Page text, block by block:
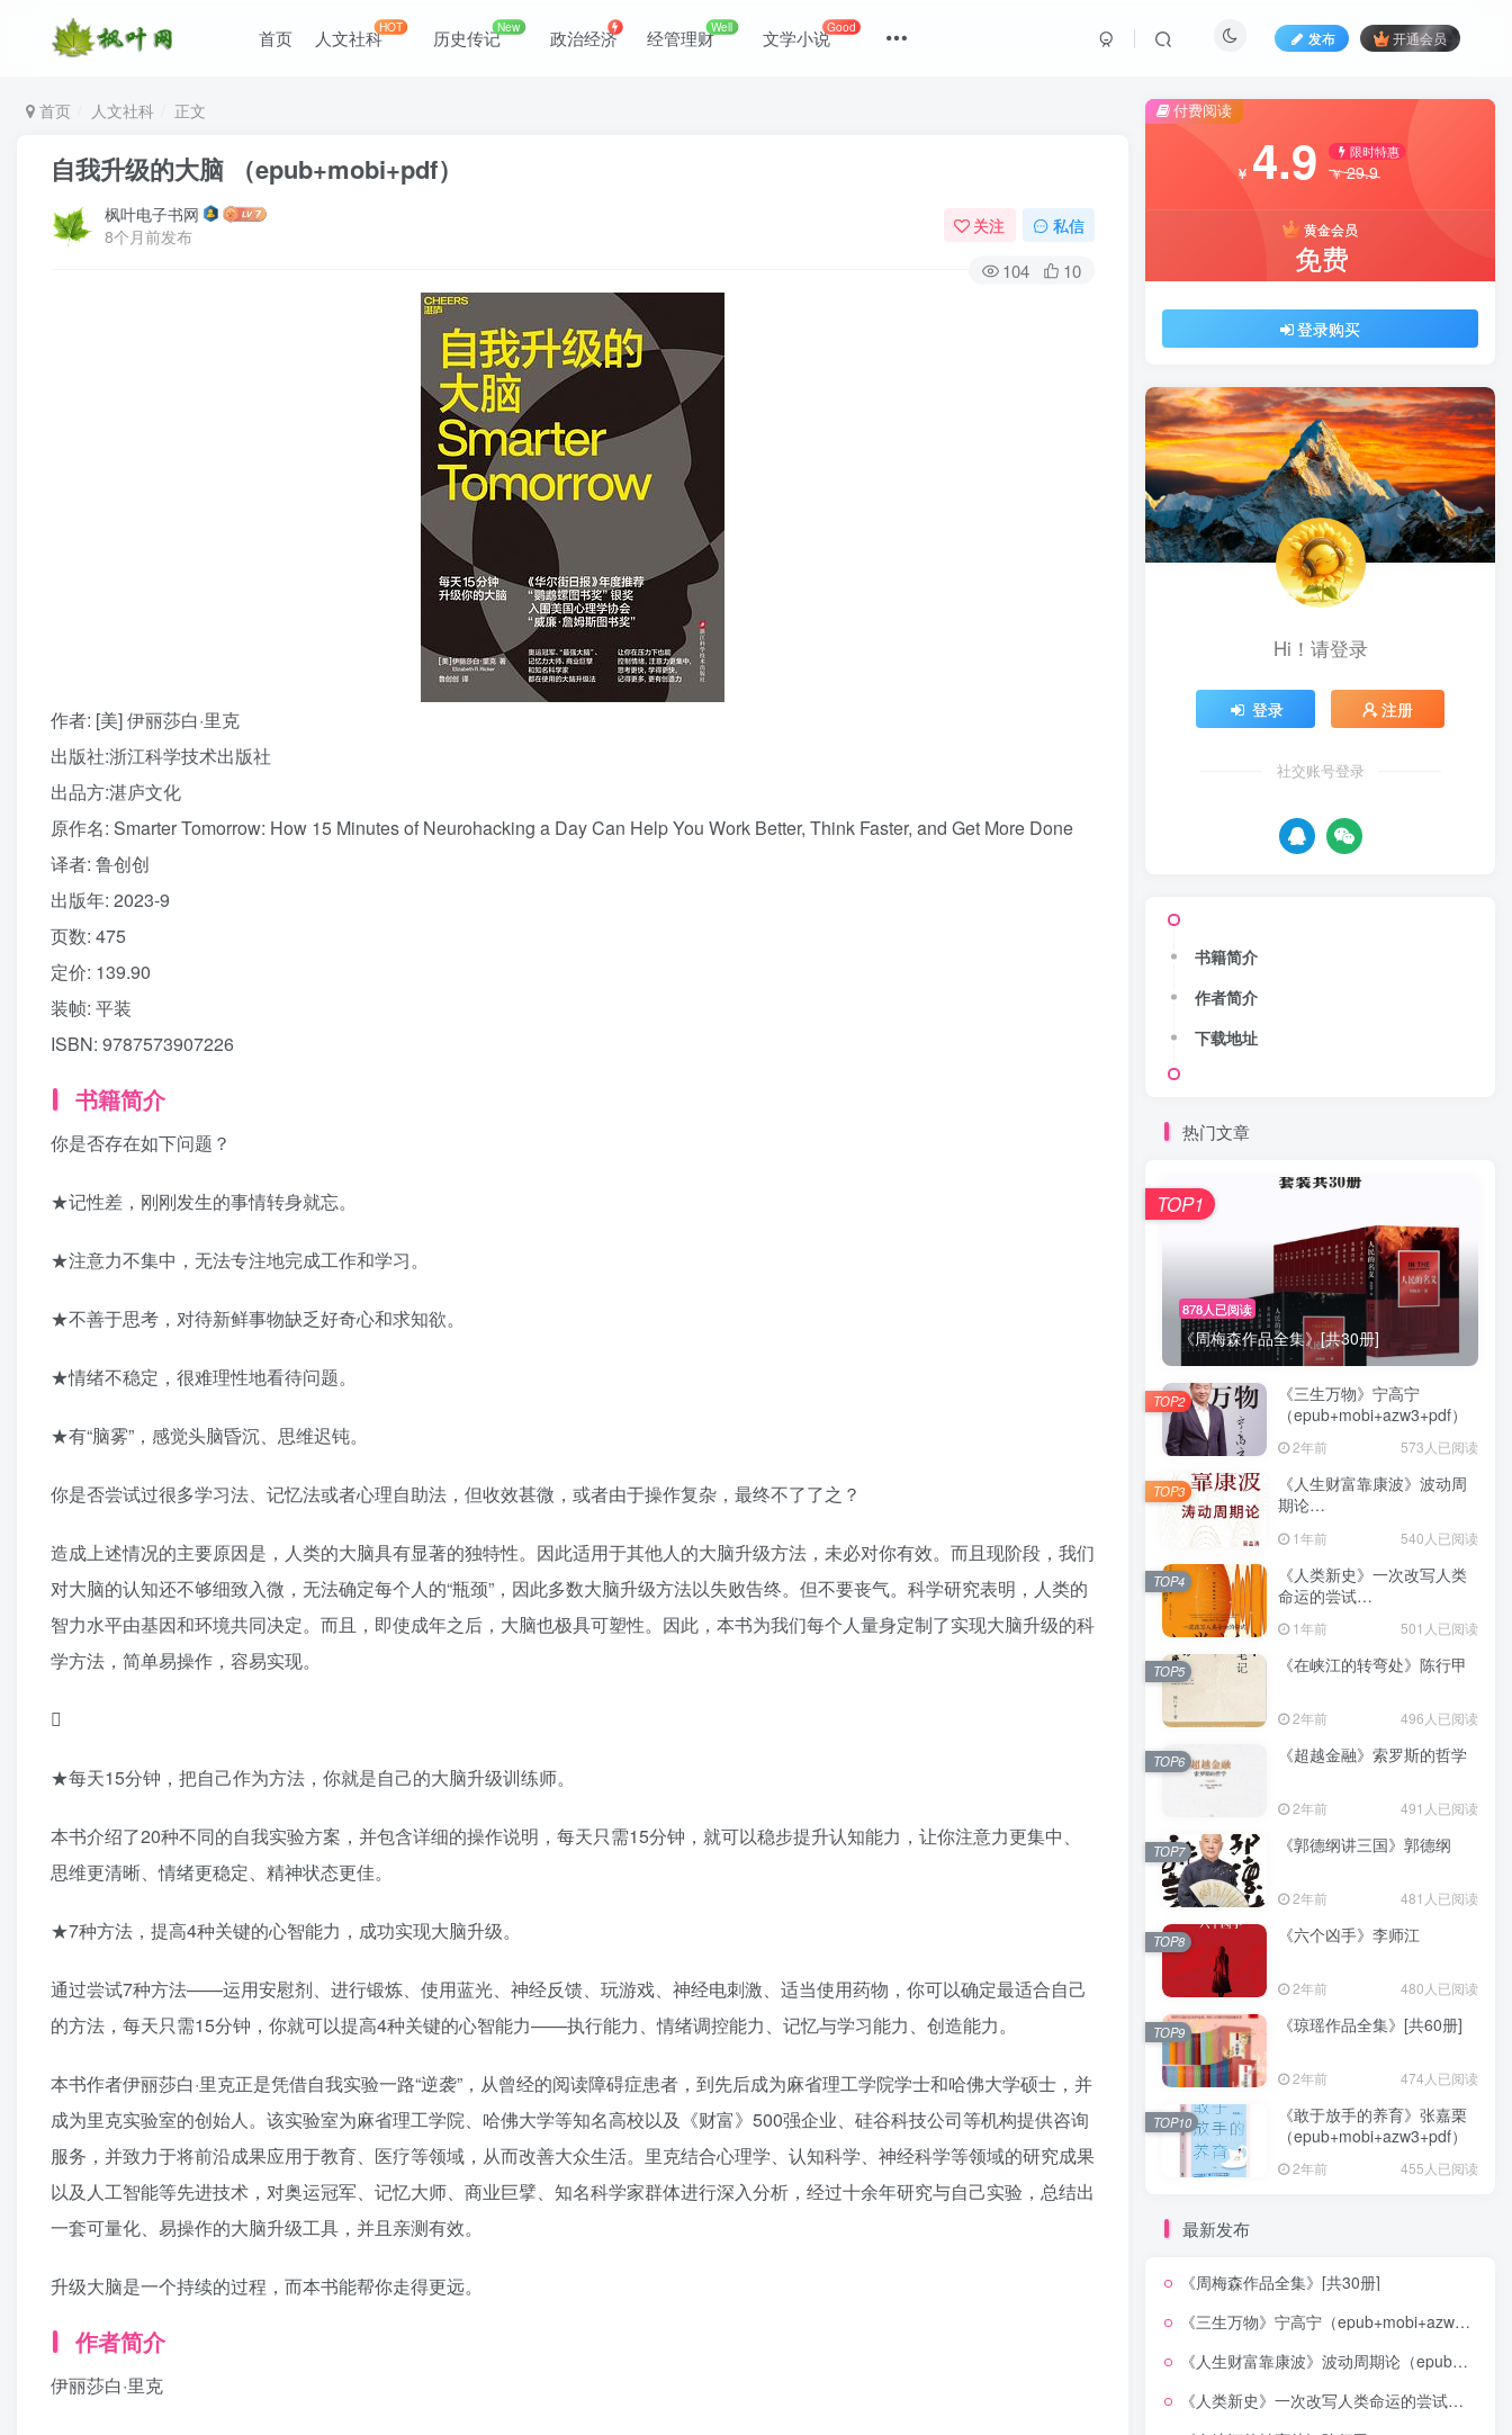
首页 人文社科HOT 历史传记New 政治经济 经管理财Well 文学小说Good
发布 开通会员
首页 人文社科 正文
自我升级的大脑 （epub+mobi+pdf）
枫叶电子书网
8个月前发布
关注 私信
104 10
作者: [美] 伊丽莎白·里克
出版社:浙江科学技术出版社
出品方:湛庐文化
原作名: Smarter Tomorrow: How 15 Minutes of Neurohacking a Day Can Help You Work Better, Think Faster, and Get More Done
译者: 鲁创创
出版年: 2023-9
页数: 475
定价: 139.90
装帧: 平装
ISBN: 9787573907226
书籍简介
你是否存在如下问题？
★记性差，刚刚发生的事情转身就忘。
★注意力不集中，无法专注地完成工作和学习。
★不善于思考，对待新鲜事物缺乏好奇心和求知欲。
★情绪不稳定，很难理性地看待问题。
★有“脑雾”，感觉头脑昏沉、思维迟钝。
你是否尝试过很多学习法、记忆法或者心理自助法，但收效甚微，或者由于操作复杂，最终不了了之？
造成上述情况的主要原因是，人类的大脑具有显著的独特性。因此适用于其他人的大脑升级方法，未必对你有效。而且现阶段，我们
对大脑的认知还不够细致入微，无法确定每个人的“瓶颈”，因此多数大脑升级方法以失败告终。但不要丧气。科学研究表明，人类的
智力水平由基因和环境共同决定。而且，即使成年之后，大脑也极具可塑性。因此，本书为我们每个人量身定制了实现大脑升级的科
学方法，简单易操作，容易实现。

★每天15分钟，把自己作为方法，你就是自己的大脑升级训练师。
本书介绍了20种不同的自我实验方案，并包含详细的操作说明，每天只需15分钟，就可以稳步提升认知能力，让你注意力更集中、
思维更清晰、情绪更稳定、精神状态更佳。
★7种方法，提高4种关键的心智能力，成功实现大脑升级。
通过尝试7种方法——运用安慰剂、进行锻炼、使用蓝光、神经反馈、玩游戏、神经电刺激、适当使用药物，你可以确定最适合自己
的方法，每天只需15分钟，你就可以提高4种关键的心智能力——执行能力、情绪调控能力、记忆与学习能力、创造能力。
本书作者伊丽莎白·里克正是凭借自我实验一路“逆袭”，从曾经的阅读障碍症患者，到先后成为麻省理工学院学士和哈佛大学硕士，并
成为里克实验室的创始人。该实验室为麻省理工学院、哈佛大学等知名高校以及《财富》500强企业、硅谷科技公司等机构提供咨询
服务，并致力于将前沿成果应用于教育、医疗等领域，从而改善大众生活。里克结合心理学、认知科学、神经科学等领域的研究成果
以及人工智能等先进技术，对奥运冠军、记忆大师、商业巨擘、知名科学家群体进行深入分析，经过十余年研究与自己实验，总结出
一套可量化、易操作的大脑升级工具，并且亲测有效。
升级大脑是一个持续的过程，而本书能帮你走得更远。
作者简介
伊丽莎白·里克
付费阅读
￥ 4.9 限时特惠
￥29.9
黄金会员
免费
登录购买
Hi！请登录
登录 注册
社交账号登录
书籍简介
作者简介
下载地址
热门文章
878人已阅读
《周梅森作品全集》[共30册]
TOP1
《三生万物》宁高宁
（epub+mobi+azw3+pdf）
2年前 573人已阅读
TOP2
《人生财富靠康波》波动周
期论
1年前 540人已阅读
TOP3
《人类新史》一次改写人类
命运的尝试
1年前 501人已阅读
TOP4
《在峡江的转弯处》陈行甲
2年前 496人已阅读
TOP5
《超越金融》索罗斯的哲学
2年前 491人已阅读
TOP6
《郭德纲讲三国》郭德纲
2年前 481人已阅读
TOP7
《六个凶手》李师江
2年前 480人已阅读
TOP8
《琼瑶作品全集》[共60册]
2年前 474人已阅读
TOP9
《敢于放手的养育》张嘉栗
（epub+mobi+azw3+pdf）
2年前 455人已阅读
TOP10
最新发布
《周梅森作品全集》[共30册]
《三生万物》宁高宁（epub+mobi+azw3+pdf）
《人生财富靠康波》波动周期论（epub+mobi+azw3+pdf）
《人类新史》一次改写人类命运的尝试（epub+mobi+azw3+pdf）
登录
没有账号？立即注册
用户名/手机号/邮箱
记住登录